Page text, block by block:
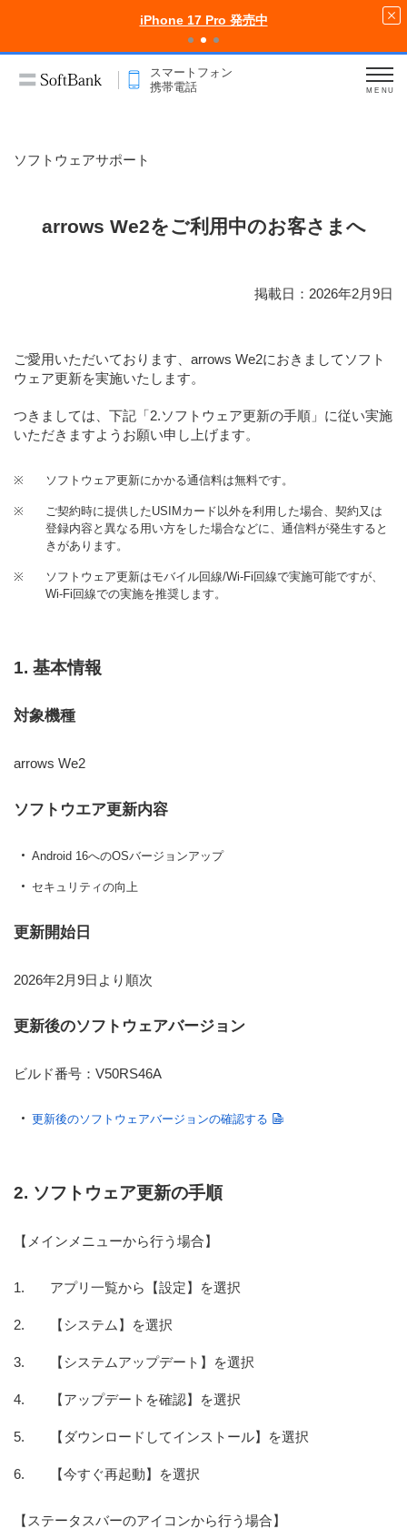
iPhone 17 Pro 発売中
スマートフォン
携帯電話
MENU
ソフトウェアサポート
arrows We2をご利用中のお客さまへ
掲載日：2026年2月9日
ご愛用いただいております、arrows We2におきましてソフト
ウェア更新を実施いたします。
つきましては、下記「2.ソフトウェア更新の手順」に従い実施
いただきますようお願い申し上げます。
※ ソフトウェア更新にかかる通信料は無料です。
※
ご契約時に提供したUSIMカード以外を利用した場合、契約又は
登録内容と異なる用い方をした場合などに、通信料が発生すると
きがあります。
※
ソフトウェア更新はモバイル回線/Wi-Fi回線で実施可能ですが、
Wi-Fi回線での実施を推奨します。
1. 基本情報
対象機種
arrows We2
ソフトウエア更新内容
Android 16へのOSバージョンアップ
セキュリティの向上
更新開始日
2026年2月9日より順次
更新後のソフトウェアバージョン
ビルド番号：V50RS46A
更新後のソフトウェアバージョンの確認する
2. ソフトウェア更新の手順
【メインメニューから行う場合】
アプリ一覧から【設定】を選択
【システム】を選択
【システムアップデート】を選択
【アップデートを確認】を選択
【ダウンロードしてインストール】を選択
【今すぐ再起動】を選択
【ステータスバーのアイコンから行う場合】